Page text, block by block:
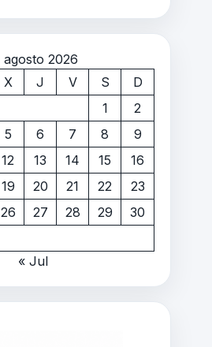
agosto 2026
X J V S
D
1
2
5 6 7 8
9
12 13 14 15
16
19 20 21 22
23
26 27 28 29
30
« Jul